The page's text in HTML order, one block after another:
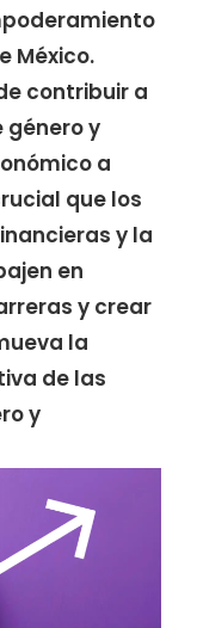
México.
contribuir a
y
a
que los
y la
en
y crear
la
de las
y